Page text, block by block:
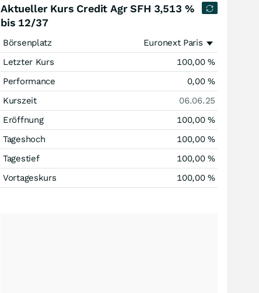
Aktueller Kurs Credit Agr SFH 3,513 %
bis 12/37
Börsenplatz
Euronext Paris
Letzter Kurs
100,00 %
Performance
0,00%
Kurszeit
06.06.25
Eröffnung
100,00 %
Tageshoch
100,00 %
Tagestief
100,00 %
Vortageskurs
100,00%